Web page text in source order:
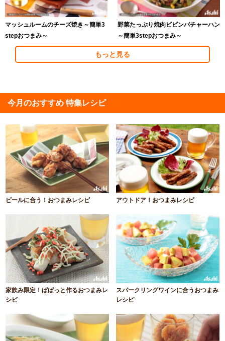
マッシュルームのチーズ焼き～簡単3
stepおつまみ～
野菜たっぷり焼肉ビビンバチャーハン
～簡単3stepおつまみ～
もっと見る
今月のおすすめ 特集レシピ
ビールに合う！おつまみレシピ アウトドア！おつまみレシピ
家飲み限定！ぱぱっと作るおつまみレ
シピ
スパークリングワインに合うおつまみ
レシピ